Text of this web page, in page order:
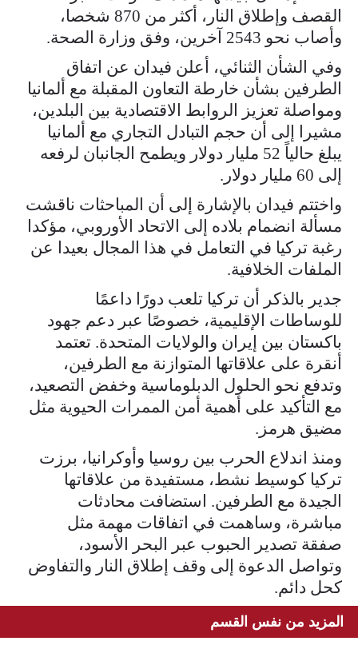
القصف وإطلاق النار، أكثر من 870 شخصا،
وأصاب نحو 2543 آخرين، وفق وزارة الصحة.
وفي الشأن الثنائي، أعلن فيدان عن اتفاق
الطرفين بشأن خارطة التعاون المقبلة مع ألمانيا
ومواصلة تعزيز الروابط الاقتصادية بين البلدين،
مشيرا إلى أن حجم التبادل التجاري مع ألمانيا
يبلغ حالياً 52 مليار دولار ويطمح الجانبان لرفعه
إلى 60 مليار دولار.
واختتم فيدان بالإشارة إلى أن المباحثات ناقشت
مسألة انضمام بلاده إلى الاتحاد الأوروبي، مؤكدا
رغبة تركيا في التعامل في هذا المجال بعيدا عن
الملفات الخلافية.
جدير بالذكر أن تركيا تلعب دورًا داعمًا
للوساطات الإقليمية، خصوصًا عبر دعم جهود
باكستان بين إيران والولايات المتحدة. تعتمد
أنقرة على علاقاتها المتوازنة مع الطرفين،
وتدفع نحو الحلول الدبلوماسية وخفض التصعيد،
مع التأكيد على أهمية أمن الممرات الحيوية مثل
مضيق هرمز.
ومنذ اندلاع الحرب بين روسيا وأوكرانيا، برزت
تركيا كوسيط نشط، مستفيدة من علاقاتها
الجيدة مع الطرفين. استضافت محادثات
مباشرة، وساهمت في اتفاقات مهمة مثل
صفقة تصدير الحبوب عبر البحر الأسود،
وتواصل الدعوة إلى وقف إطلاق النار والتفاوض
كحل دائم.
المزيد من نفس القسم